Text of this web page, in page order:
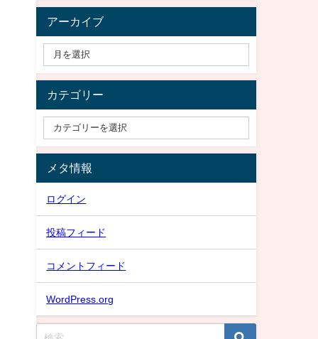
アーカイブ
カテゴリー
メタ情報
ログイン
投稿フィード
コメントフィード
WordPress.org